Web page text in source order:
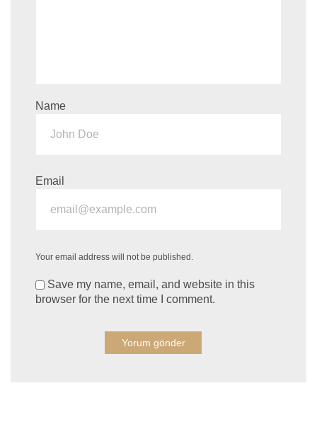
Name
Email
Your email address will not be published.
Save my name, email, and website in this
browser for the next time I comment.